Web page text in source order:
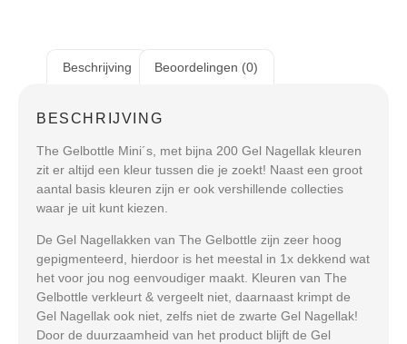
Beschrijving Beoordelingen (0)
BESCHRIJVING
The Gelbottle Mini´s, met bijna 200 Gel Nagellak kleuren
zit er altijd een kleur tussen die je zoekt! Naast een groot
aantal basis kleuren zijn er ook vershillende collecties
waar je uit kunt kiezen.
De Gel Nagellakken van The Gelbottle zijn zeer hoog
gepigmenteerd, hierdoor is het meestal in 1x dekkend wat
het voor jou nog eenvoudiger maakt. Kleuren van The
Gelbottle verkleurt & vergeelt niet, daarnaast krimpt de
Gel Nagellak ook niet, zelfs niet de zwarte Gel Nagellak!
Door de duurzaamheid van het product blijft de Gel